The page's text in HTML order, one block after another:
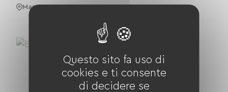
Mans
Questo sito fa uso di
cookies e ti consente
di decidere se